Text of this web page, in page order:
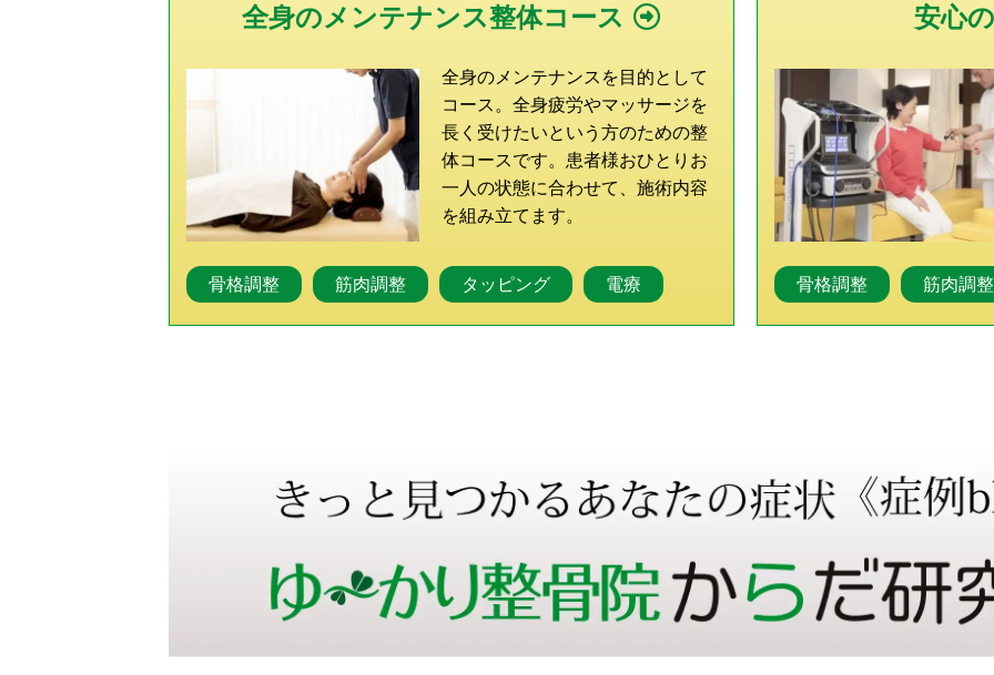
全身のメンテナンス整体コース
全身のメンテナンスを目的として
コース。全身疲労やマッサージを
長く受けたいという方のための整
体コースです。患者様おひとりお
一人の状態に合わせて、施術内容
を組み立てます。
骨格調整 筋肉調整 タッピング 電療
安心
骨格調整 筋肉調整